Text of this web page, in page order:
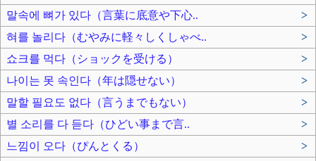
말속에 뼈가 있다（言葉に底意や下心..
>
혀를 놀리다（むやみに軽々しくしゃべ..
>
쇼크를 먹다（ショックを受ける）
>
나이는 못 속인다（年は隠せない）
>
말할 필요도 없다（言うまでもない）
>
별 소리를 다 듣다（ひどい事まで言..
>
느낌이 오다（ぴんとくる）
>